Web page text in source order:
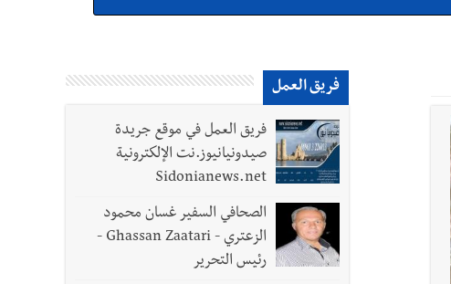
فريق العمل
فريق العمل في موقع جريدة
صيدونيانيوز.نت الإلكترونية
Sidonianews.net
الصحافي السفير غسان محمود
الزعتري - Ghassan Zaatari -
رئيس التحرير